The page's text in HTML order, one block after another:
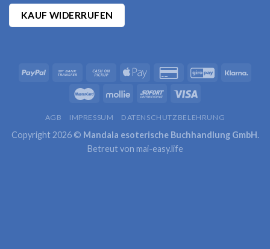
KAUF WIDERRUFEN
AGB IMPRESSUM DATENSCHUTZBELEHRUNG
Copyright 2026 © Mandala esoterische Buchhandlung GmbH.
Betreut von mai-easy.life